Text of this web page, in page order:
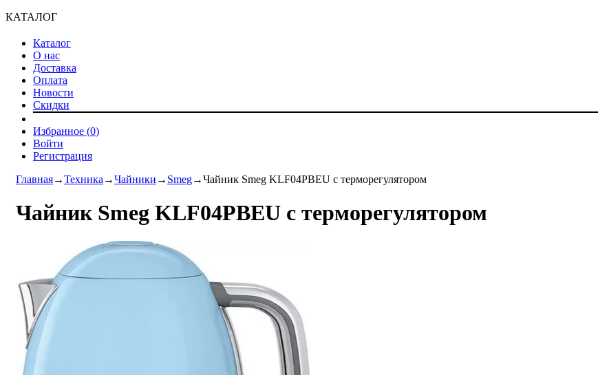
КАТАЛОГ
Каталог
О нас
Доставка
Оплата
Новости
Скидки
Избранное (0)
Войти
Регистрация
Главная→Техника →Чайники → Smeg→Чайник Smeg KLF04PBEU с терморегулятором
Чайник Smeg KLF04PBEU с терморегулятором